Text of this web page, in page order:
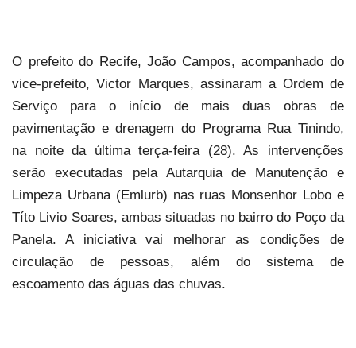
O prefeito do Recife, João Campos, acompanhado do
vice-prefeito, Victor Marques, assinaram a Ordem de
Serviço para o início de mais duas obras de
pavimentação e drenagem do Programa Rua Tinindo,
na noite da última terça-feira (28). As intervenções
serão executadas pela Autarquia de Manutenção e
Limpeza Urbana (Emlurb) nas ruas Monsenhor Lobo e
Títo Livio Soares, ambas situadas no bairro do Poço da
Panela. A iniciativa vai melhorar as condições de
circulação de pessoas, além do sistema de
escoamento das águas das chuvas.